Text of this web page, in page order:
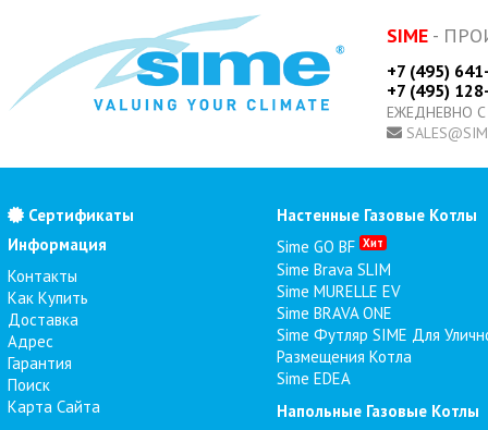
SIME -
+7 (495)
+7 (495)
ЕЖЕДНЕВНО
Сертификаты
Информация
Контакты
Как Купить
Доставка
Адрес
Гарантия
Поиск
Карта Сайта
Настенные Газовые Котлы
Sime GO BF Хит
Sime Brava SLIM
Sime MURELLE EV
Sime BRAVA ONE
Sime Футляр SIME Для
Размещения Котла
Sime EDEA
Напольные Газовые Котлы